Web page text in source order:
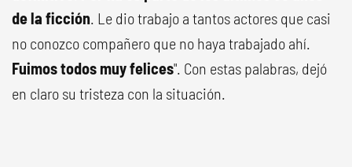
de la ficción. Le dio trabajo a tantos actores que casi
no conozco compañero que no haya trabajado ahí.
Fuimos todos muy felices". Con estas palabras, dejó
en claro su tristeza con la situación.